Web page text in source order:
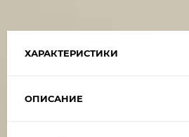
ХАРАКТЕРИСТИКИ
ОПИСАНИЕ